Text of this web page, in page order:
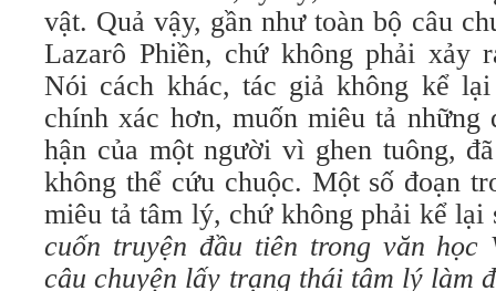
vật. Quả vậy, gần như toàn bộ câu
Lazarô Phiền, chứ không phải xảy
Nói cách khác, tác giả không kể
chính xác hơn, muốn miêu tả những
hận của một người vì ghen tuông,
không thể cứu chuộc. Một số đoạn
miêu tả tâm lý, chứ không phải kể lại
cuốn truyện đầu tiên trong văn học
câu chuyện lấy trạng thái tâm lý làm